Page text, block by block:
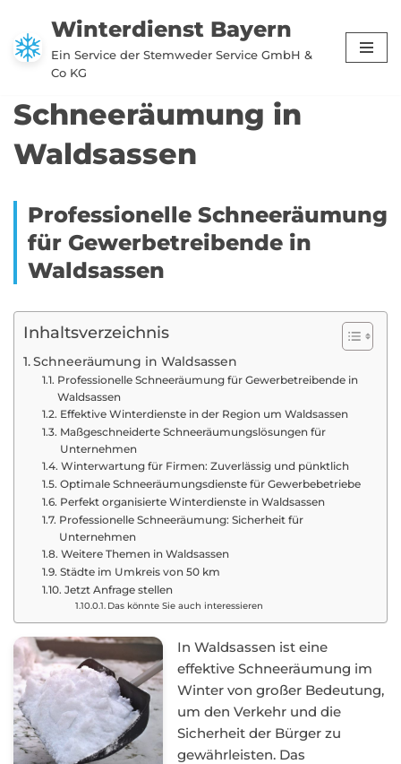
Zum
Inhalt
Winterdienst Bayern
Ein Service der Stemweder Service GmbH &
Co KG
Schneeräumung in
Waldsassen
Professionelle Schneeräumung
für Gewerbetreibende in
Waldsassen
Inhaltsverzeichnis
Schneeräumung in Waldsassen
Professionelle Schneeräumung für Gewerbetreibende in
Waldsassen
Effektive Winterdienste in der Region um Waldsassen
Maßgeschneiderte Schneeräumungslösungen für
Unternehmen
Winterwartung für Firmen: Zuverlässig und pünktlich
Optimale Schneeräumungsdienste für Gewerbebetriebe
Perfekt organisierte Winterdienste in Waldsassen
Professionelle Schneeräumung: Sicherheit für
Unternehmen
Weitere Themen in Waldsassen
Städte im Umkreis von 50 km
Jetzt Anfrage stellen
Das könnte Sie auch interessieren
In Waldsassen ist eine
effektive Schneeräumung im
Winter von großer Bedeutung,
um den Verkehr und die
Sicherheit der Bürger zu
gewährleisten. Das